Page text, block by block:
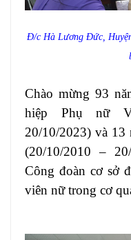
Đ/c Hà Lương Đức,
Chào mừng 93
hiệp Phụ nữ
20/10/2023) và 13
(20/10/2010 –
Công đoàn cơ sở
viên nữ trong cơ